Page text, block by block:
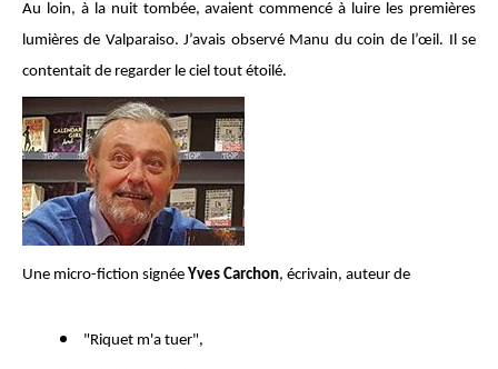
Au loin, à la nuit tombée, avaient commencé à luire les premières
lumières de Valparaiso. J’avais observé Manu du coin de l’œil. Il se
contentait de regarder le ciel tout étoilé.
Une micro-fiction signée Yves Carchon, écrivain, auteur de
"Riquet m'a tuer",